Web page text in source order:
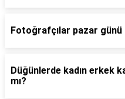
Fotoğrafçılar pazar günü
Düğünlerde kadın erkek
mı?